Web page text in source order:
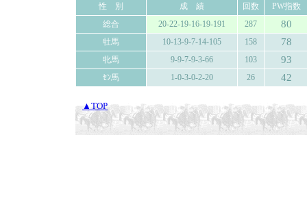
性 別 成 績 回数
PW指数
総合
20-22-19-16-19-191 287 80
牡馬 10-13-9-7-14-105 158 78
牝馬 9-9-7-9-3-66 103 93
ｾﾝ馬 1-0-3-0-2-20 26 42
▲TOP